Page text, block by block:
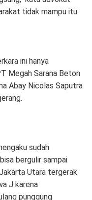
tidak mampu itu.
ini hanya
Megah Sarana Beton
Abay Nicolas Saputra
sudah
bergulir sampai
Utara tergerak
J karena
punggung